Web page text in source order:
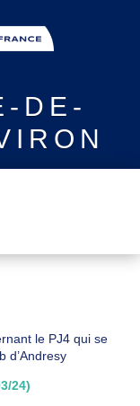
DE-
le PJ4 qui se
d’Andresy
24)